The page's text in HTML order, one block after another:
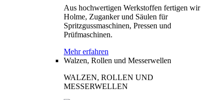
Aus hochwertigen Werkstoffen fertigen wir
Holme, Zuganker und Säulen für
Spritzgussmaschinen, Pressen und
Prüfmaschinen.
Mehr erfahren
Walzen, Rollen und Messerwellen
WALZEN, ROLLEN UND
MESSERWELLEN